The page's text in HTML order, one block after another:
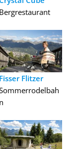
Bergrestaurant
Fisser Flitzer
n